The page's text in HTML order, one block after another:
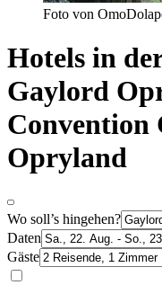
Foto von
Hotels in
Gaylord
Convention
Opryland
Wo soll’s hingehen?
Daten
Gäste